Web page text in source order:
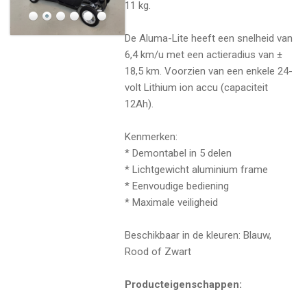
11 kg.
De Aluma-Lite heeft een snelheid van
6,4 km/u met een actieradius van ±
18,5 km. Voorzien van een enkele 24-
volt Lithium ion accu (capaciteit
12Ah).
Kenmerken:
* Demontabel in 5 delen
* Lichtgewicht aluminium frame
* Eenvoudige bediening
* Maximale veiligheid
Beschikbaar in de kleuren: Blauw,
Rood of Zwart
Producteigenschappen: